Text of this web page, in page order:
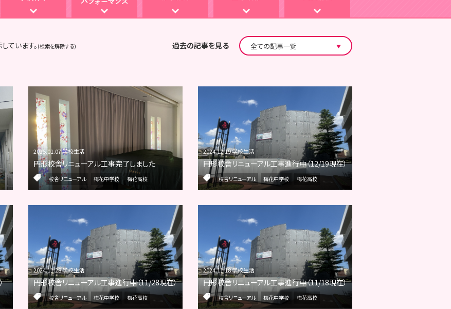
ています。(検索を解除する) 過去の記事を見る
2025.01.07 学校生活
円形校舎リニューアル工事完了しました
校舎リニューアル 梅花中学校 梅花高校
2024.12.19 学校生活
円形校舎リニューアル工事進行中（12/19現在）
校舎リニューアル 梅花中学校 梅花高校
2024.11.28 学校生活
円形校舎リニューアル工事進行中（11/28現在）
校舎リニューアル 梅花中学校 梅花高校
2024.11.18 学校生活
円形校舎リニューアル工事進行中（11/18現在）
校舎リニューアル 梅花中学校 梅花高校